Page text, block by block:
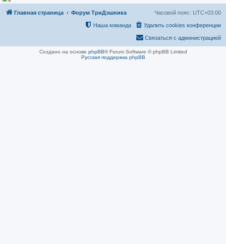
Главная страница Форум ТриДэшника Часовой пояс: UTC+03:00
Удалить cookies конференции
Наша команда
Связаться с администрацией
Создано на основе phpBB® Forum Software © phpBB Limited
Русская поддержка phpBB